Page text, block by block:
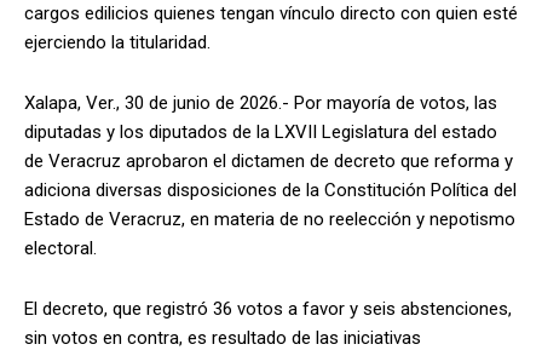
cargos edilicios quienes tengan vínculo directo con quien esté
ejerciendo la titularidad.
Xalapa, Ver., 30 de junio de 2026.- Por mayoría de votos, las
diputadas y los diputados de la LXVII Legislatura del estado
de Veracruz aprobaron el dictamen de decreto que reforma y
adiciona diversas disposiciones de la Constitución Política del
Estado de Veracruz, en materia de no reelección y nepotismo
electoral.
El decreto, que registró 36 votos a favor y seis abstenciones,
sin votos en contra, es resultado de las iniciativas